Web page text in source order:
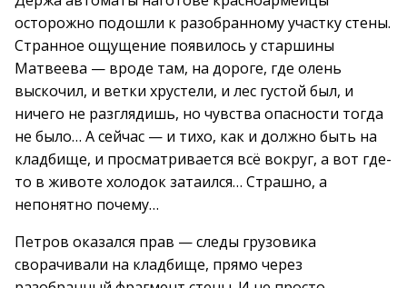
осторожно подошли к разобранному участку стены.
Странное ощущение появилось у старшины
Матвеева — вроде там, на дороге, где олень
выскочил, и ветки хрустели, и лес густой был, и
ничего не разглядишь, но чувства опасности тогда
не было… А сейчас — и тихо, как и должно быть на
кладбище, и просматривается всё вокруг, а вот где-
то в животе холодок затаился… Страшно, а
непонятно почему…
Петров оказался прав — следы грузовика
сворачивали на кладбище, прямо через